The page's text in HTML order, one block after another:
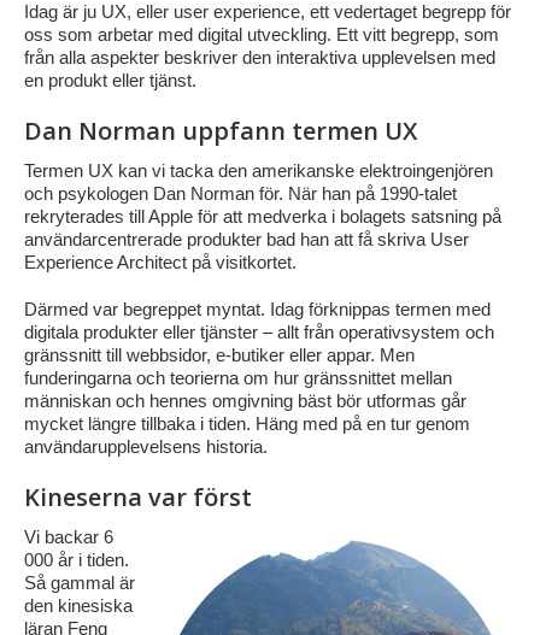
Idag är ju UX, eller user experience, ett vedertaget begrepp för
oss som arbetar med digital utveckling. Ett vitt begrepp, som
från alla aspekter beskriver den interaktiva upplevelsen med
en produkt eller tjänst.
Dan Norman uppfann termen UX
Termen UX kan vi tacka den amerikanske elektroingenjören
och psykologen Dan Norman för. När han på 1990-talet
rekryterades till Apple för att medverka i bolagets satsning på
användarcentrerade produkter bad han att få skriva User
Experience Architect på visitkortet.
Därmed var begreppet myntat. Idag förknippas termen med
digitala produkter eller tjänster – allt från operativsystem och
gränssnitt till webbsidor, e-butiker eller appar. Men
funderingarna och teorierna om hur gränssnittet mellan
människan och hennes omgivning bäst bör utformas går
mycket längre tillbaka i tiden. Häng med på en tur genom
användarupplevelsens historia.
Kineserna var först
Vi backar 6
000 år i tiden.
Så gammal är
den kinesiska
läran Feng